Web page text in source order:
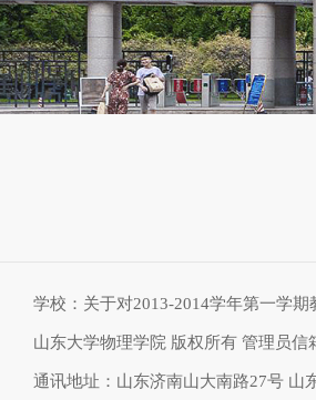
学校：关于对2013-2014学年第一学
山东大学物理学院 版权所有 管理员信
通讯地址：山东济南山大南路27号 山